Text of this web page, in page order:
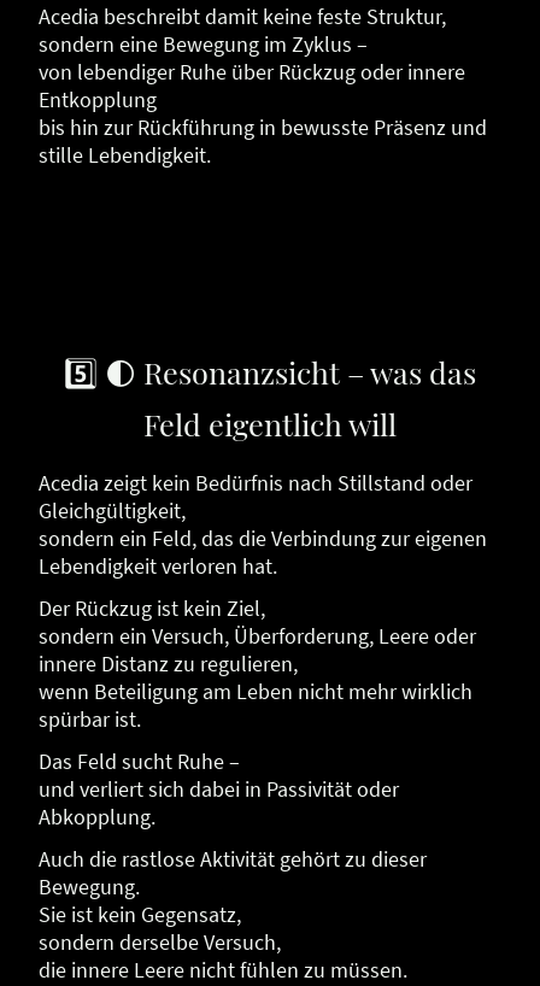
Acedia beschreibt damit keine feste Struktur,
sondern eine Bewegung im Zyklus –
von lebendiger Ruhe über Rückzug oder innere
Entkopplung
bis hin zur Rückführung in bewusste Präsenz und
stille Lebendigkeit.
5️⃣ 🌓 Resonanzsicht – was das
Feld eigentlich will
Acedia zeigt kein Bedürfnis nach Stillstand oder
Gleichgültigkeit,
sondern ein Feld, das die Verbindung zur eigenen
Lebendigkeit verloren hat.
Der Rückzug ist kein Ziel,
sondern ein Versuch, Überforderung, Leere oder
innere Distanz zu regulieren,
wenn Beteiligung am Leben nicht mehr wirklich
spürbar ist.
Das Feld sucht Ruhe –
und verliert sich dabei in Passivität oder
Abkopplung.
Auch die rastlose Aktivität gehört zu dieser
Bewegung.
Sie ist kein Gegensatz,
sondern derselbe Versuch,
die innere Leere nicht fühlen zu müssen.